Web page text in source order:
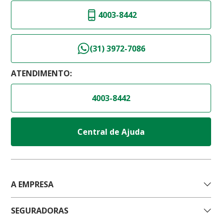
4003-8442
(31) 3972-7086
ATENDIMENTO:
4003-8442
Central de Ajuda
A EMPRESA
SEGURADORAS